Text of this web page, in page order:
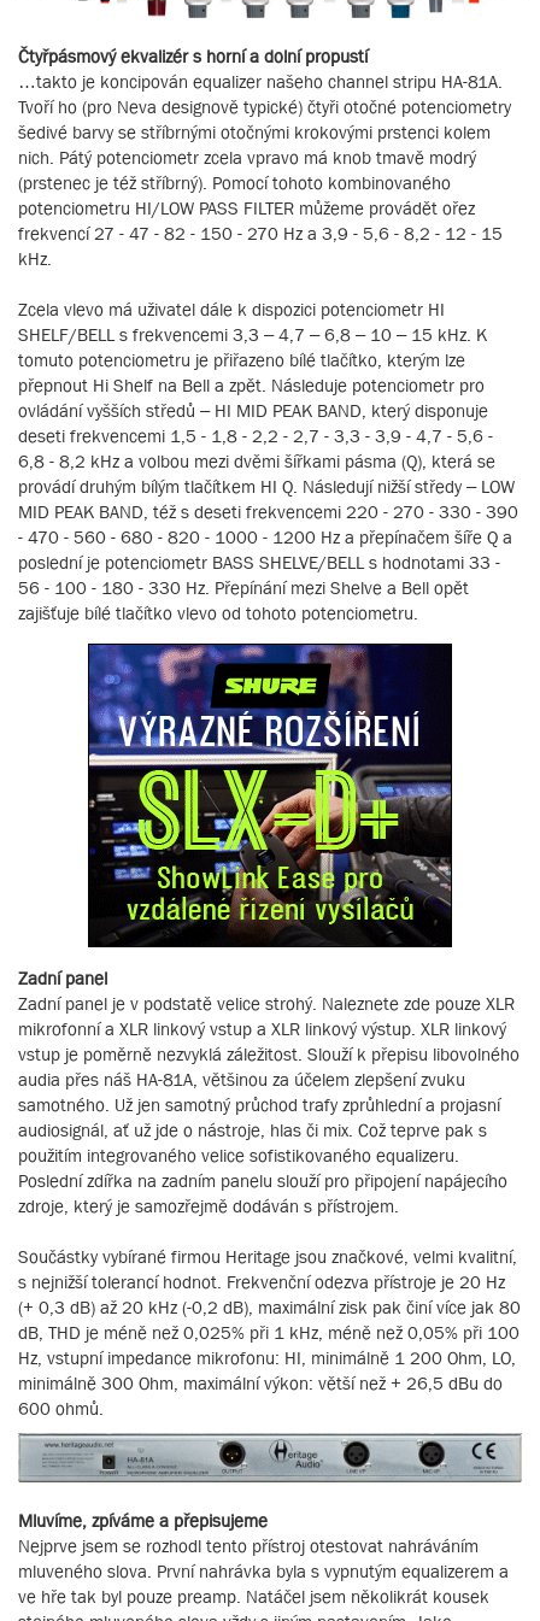
Čtyřpásmový ekvalizér s horní a dolní propustí
…takto je koncipován equalizer našeho channel stripu HA-81A.
Tvoří ho (pro Neva designově typické) čtyři otočné potenciometry
šedivé barvy se stříbrnými otočnými krokovými prstenci kolem
nich. Pátý potenciometr zcela vpravo má knob tmavě modrý
(prstenec je též stříbrný). Pomocí tohoto kombinovaného
potenciometru HI/LOW PASS FILTER můžeme provádět ořez
frekvencí 27 - 47 - 82 - 150 - 270 Hz a 3,9 - 5,6 - 8,2 - 12 - 15
kHz.
Zcela vlevo má uživatel dále k dispozici potenciometr HI
SHELF/BELL s frekvencemi 3,3 – 4,7 – 6,8 – 10 – 15 kHz. K
tomuto potenciometru je přiřazeno bílé tlačítko, kterým lze
přepnout Hi Shelf na Bell a zpět. Následuje potenciometr pro
ovládání vyšších středů – HI MID PEAK BAND, který disponuje
deseti frekvencemi 1,5 - 1,8 - 2,2 - 2,7 - 3,3 - 3,9 - 4,7 - 5,6 -
6,8 - 8,2 kHz a volbou mezi dvěmi šířkami pásma (Q), která se
provádí druhým bílým tlačítkem HI Q. Následují nižší středy – LOW
MID PEAK BAND, též s deseti frekvencemi 220 - 270 - 330 - 390
- 470 - 560 - 680 - 820 - 1000 - 1200 Hz a přepínačem šíře Q a
poslední je potenciometr BASS SHELVE/BELL s hodnotami 33 -
56 - 100 - 180 - 330 Hz. Přepínání mezi Shelve a Bell opět
zajišťuje bílé tlačítko vlevo od tohoto potenciometru.
Zadní panel
Zadní panel je v podstatě velice strohý. Naleznete zde pouze XLR
mikrofonní a XLR linkový vstup a XLR linkový výstup. XLR linkový
vstup je poměrně nezvyklá záležitost. Slouží k přepisu libovolného
audia přes náš HA-81A, většinou za účelem zlepšení zvuku
samotného. Už jen samotný průchod trafy zprůhlední a projasní
audiosignál, ať už jde o nástroje, hlas či mix. Což teprve pak s
použitím integrovaného velice sofistikovaného equalizeru.
Poslední zdířka na zadním panelu slouží pro připojení napájecího
zdroje, který je samozřejmě dodáván s přístrojem.
Součástky vybírané firmou Heritage jsou značkové, velmi kvalitní,
s nejnižší tolerancí hodnot. Frekvenční odezva přístroje je 20 Hz
(+ 0,3 dB) až 20 kHz (-0,2 dB), maximální zisk pak činí více jak 80
dB, THD je méně než 0,025% při 1 kHz, méně než 0,05% při 100
Hz, vstupní impedance mikrofonu: HI, minimálně 1 200 Ohm, LO,
minimálně 300 Ohm, maximální výkon: větší než + 26,5 dBu do
600 ohmů.
Mluvíme, zpíváme a přepisujeme
Nejprve jsem se rozhodl tento přístroj otestovat nahráváním
mluveného slova. První nahrávka byla s vypnutým equalizerem a
ve hře tak byl pouze preamp. Natáčel jsem několikrát kousek